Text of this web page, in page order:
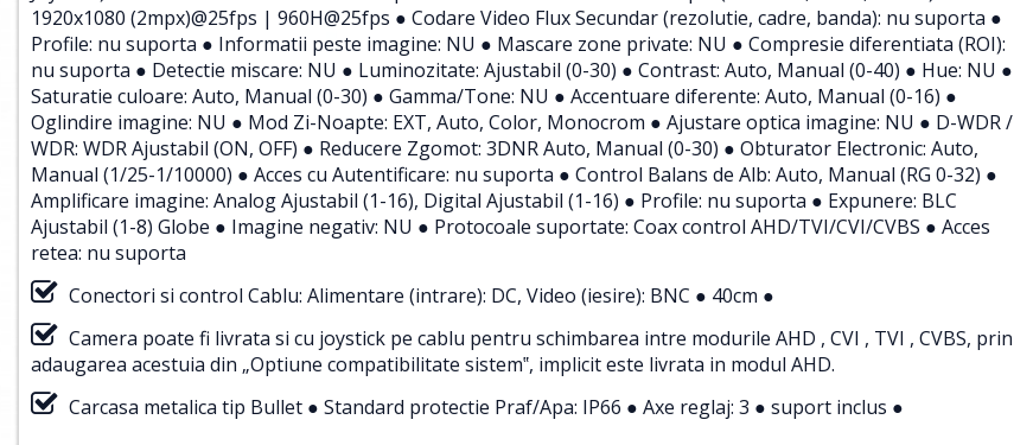
1920x1080 (2mpx)@25fps | 960H@25fps ● Codare Video Flux Secundar (rezolutie, cadre, banda): nu suporta ●
Profile: nu suporta ● Informatii peste imagine: NU ● Mascare zone private: NU ● Compresie diferentiata (ROI):
nu suporta ● Detectie miscare: NU ● Luminozitate: Ajustabil (0-30) ● Contrast: Auto, Manual (0-40) ● Hue: NU ●
Saturatie culoare: Auto, Manual (0-30) ● Gamma/Tone: NU ● Accentuare diferente: Auto, Manual (0-16) ●
Oglindire imagine: NU ● Mod Zi-Noapte: EXT, Auto, Color, Monocrom ● Ajustare optica imagine: NU ● D-WDR /
WDR: WDR Ajustabil (ON, OFF) ● Reducere Zgomot: 3DNR Auto, Manual (0-30) ● Obturator Electronic: Auto,
Manual (1/25-1/10000) ● Acces cu Autentificare: nu suporta ● Control Balans de Alb: Auto, Manual (RG 0-32) ●
Amplificare imagine: Analog Ajustabil (1-16), Digital Ajustabil (1-16) ● Profile: nu suporta ● Expunere: BLC
Ajustabil (1-8) Globe ● Imagine negativ: NU ● Protocoale suportate: Coax control AHD/TVI/CVI/CVBS ● Acces
retea: nu suporta
Conectori si control Cablu: Alimentare (intrare): DC, Video (iesire): BNC ● 40cm ●
Camera poate fi livrata si cu joystick pe cablu pentru schimbarea intre modurile AHD , CVI , TVI , CVBS, prin
adaugarea acestuia din „Optiune compatibilitate sistem‟, implicit este livrata in modul AHD.
Carcasa metalica tip Bullet ● Standard protectie Praf/Apa: IP66 ● Axe reglaj: 3 ● suport inclus ●